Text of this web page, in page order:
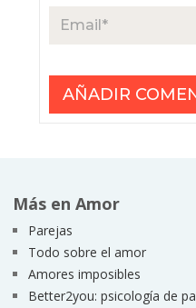
Más en Amor
Parejas
Todo sobre el amor
Amores imposibles
Better2you: psicología de